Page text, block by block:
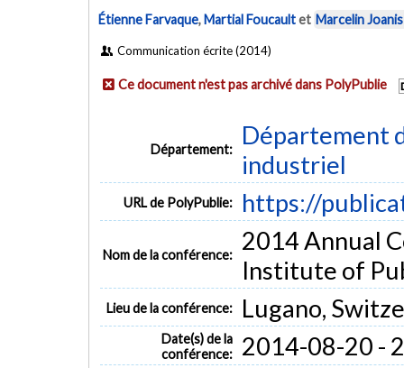
Étienne Farvaque,Martial Foucaultet Marcelin Joanis
Communication écrite (2014)
Ce document n'est pas archivé dans PolyPublie
Département:
Département
industriel
URL de PolyPublie: https://
Nom de la conférence:
2014 Annual
Institute of
Lieu de la conférence: Lugano,
Date(s) de la
conférence:
2014-08-20 -